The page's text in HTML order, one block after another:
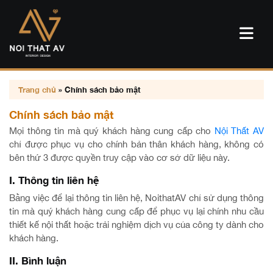
Trang chủ » Chính sách bảo mật
Chính sách bảo mật
Mọi thông tin mà quý khách hàng cung cấp cho Nội Thất AV
chỉ được phục vụ cho chính bản thân khách hàng, không có
bên thứ 3 được quyền truy cập vào cơ sở dữ liệu này.
I. Thông tin liên hệ
Bằng việc để lại thông tin liên hệ, NoithatAV chỉ sử dụng thông
tin mà quý khách hàng cung cấp để phục vụ lại chính nhu cầu
thiết kế nội thất hoặc trải nghiệm dịch vụ của công ty dành cho
khách hàng.
II. Bình luận